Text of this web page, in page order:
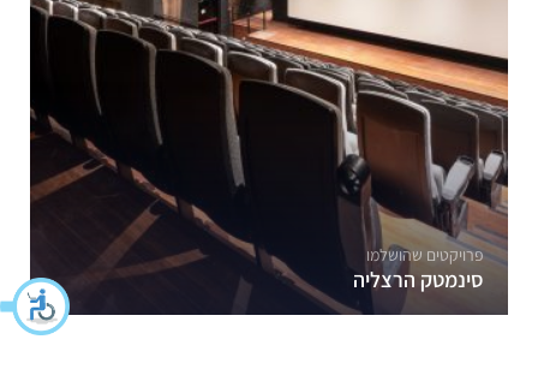
פרויקטים שהושלמו
סינמטק הרצליה